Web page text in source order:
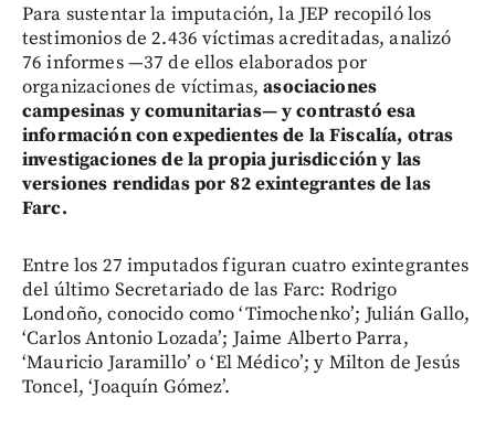
Para sustentar la imputación, la JEP recopiló los
testimonios de 2.436 víctimas acreditadas, analizó
76 informes —37 de ellos elaborados por
organizaciones de víctimas, asociaciones
campesinas y comunitarias— y contrastó esa
información con expedientes de la Fiscalía, otras
investigaciones de la propia jurisdicción y las
versiones rendidas por 82 exintegrantes de las
Farc.
Entre los 27 imputados figuran cuatro exintegrantes
del último Secretariado de las Farc: Rodrigo
Londoño, conocido como ‘Timochenko’; Julián Gallo,
‘Carlos Antonio Lozada’; Jaime Alberto Parra,
‘Mauricio Jaramillo’ o ‘El Médico’; y Milton de Jesús
Toncel, ‘Joaquín Gómez’.